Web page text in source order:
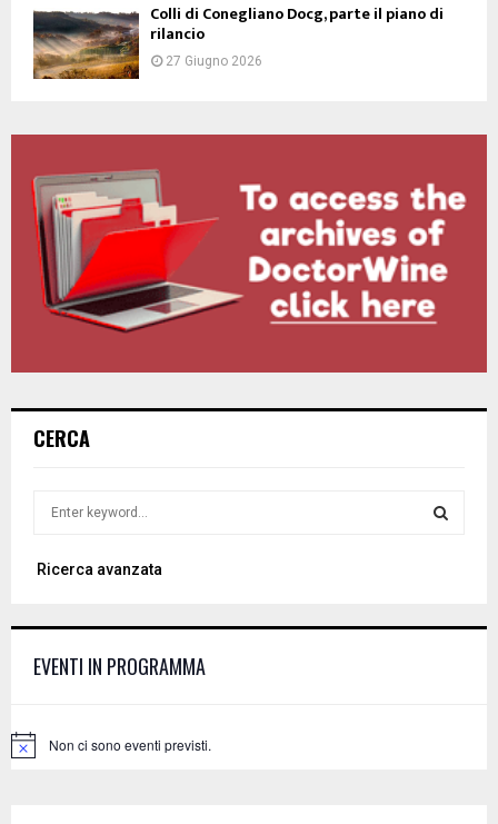
Colli di Conegliano Docg, parte il piano di
rilancio
27 Giugno 2026
CERCA
r
o
Ricerca avanzata
EVENTI IN PROGRAMMA
N
Non ci sono eventi previsti.